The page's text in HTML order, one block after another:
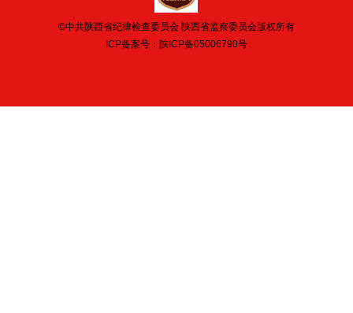
©中共陕西省纪律检查委员会 陕西省监察委员会版权所有
ICP备案号： 陕ICP备05006790号